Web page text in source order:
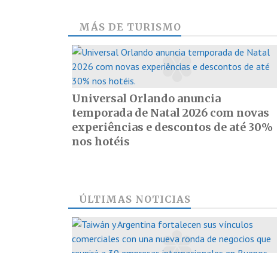
MÁS DE TURISMO
Universal Orlando anuncia
temporada de Natal 2026 com novas
experiências e descontos de até 30%
nos hotéis
ÚLTIMAS NOTICIAS